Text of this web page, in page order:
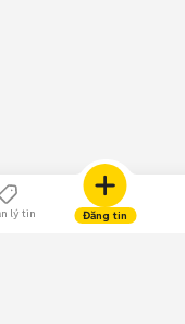
lý tin Đăng tin